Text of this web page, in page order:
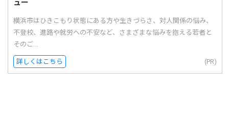
ュー
横浜市はひきこもり状態にある方や生きづらさ、対人関係の悩み、
不登校、進路や就労への不安など、さまざまな悩みを抱える若者と
そのご...
詳しくはこちら (PR)